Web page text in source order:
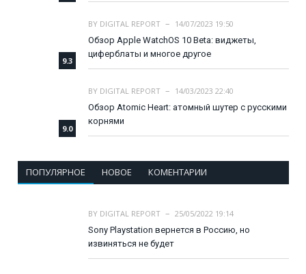
9.3
BY DIGITAL REPORT
14/07/2023 19:50
Обзор Apple WatchOS 10 Beta: виджеты,
циферблаты и многое другое
9.0
BY DIGITAL REPORT
14/03/2023 22:40
Обзор Atomic Heart: атомный шутер с русскими
корнями
ПОПУЛЯРНОЕ НОВОЕ КОМЕНТАРИИ
BY DIGITAL REPORT
25/05/2022 19:14
Sony Playstation вернется в Россию, но
извиняться не будет